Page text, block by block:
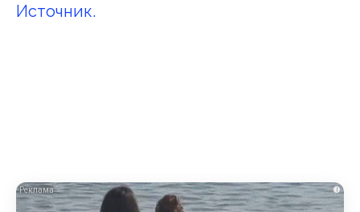
Источник.
i